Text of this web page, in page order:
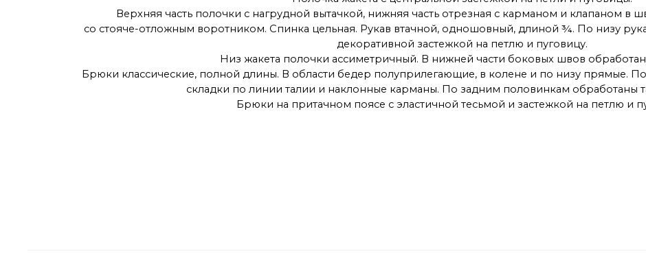
Верхняя часть полочки с нагрудной вытачкой, нижняя часть отрезная с карманом и клапаном в
со стояче-отложным воротником. Спинка цельная. Рукав втачной, одношовный, длиной ¾. По низу
декоративной застежкой на петлю и пуговицу.
Низ жакета полочки ассиметричный. В нижней части боковых швов
Брюки классические, полной длины. В области бедер полуприлегающие, в колене и по низу прямые.
складки по линии талии и наклонные карманы. По задним половинкам обработаны
Брюки на притачном поясе с эластичной тесьмой и застежкой на петлю и